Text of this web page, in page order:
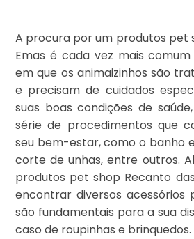
A procura por um produtos pet
Emas é cada vez mais
em que os animaizinhos são
e precisam de cuidados
suas boas condições de
série de procedimentos que
seu bem-estar, como o banho
corte de unhas, entre outros.
produtos pet shop Recanto
encontrar diversos acessórios
são fundamentais para a sua
caso de roupinhas e brinquedos.